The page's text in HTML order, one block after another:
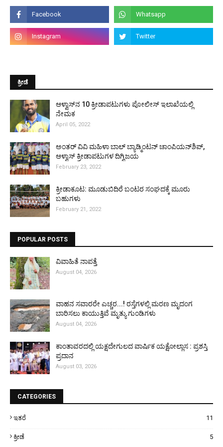
ಕ್ರೀಡೆ
ಆಳ್ವಾಸ್‌ನ 10 ಕ್ರೀಡಾಪಟುಗಳು ಪೋಲೀಸ್ ಇಲಾಖೆಯಲ್ಲಿ
ನೇಮಕ
April 05, 2022
ಅಂತರ್ ವಿವಿ ಮಹಿಳಾ ಬಾಲ್ ಬ್ಯಾಡ್ಮಿಂಟನ್ ಚಾಂಪಿಯನ್‌ಶಿಪ್,
ಆಳ್ವಾಸ್ ಕ್ರೀಡಾಪಟುಗಳ ದಿಗ್ವಿಜಯ
February 23, 2022
ಕ್ರೀಡಾಕೂಟ: ಮೂಡುಬಿದಿರೆ ಬಂಟರ ಸಂಘದಕ್ಕೆ ಮೂರು
ಬಹುಗಳು
February 21, 2022
POPULAR POSTS
ವಿವಾಹಿತೆ ನಾಪತ್ತೆ
August 04, 2026
ವಾಹನ ಸವಾರರೇ ಎಚ್ಚರ...! ರಸ್ತೆಗಳಲ್ಲಿ ಮರಣ ಮೃದಂಗ
ಬಾರಿಸಲು ಕಾಯುತ್ತಿವೆ ಮೃತ್ಯು ಗುಂಡಿಗಳು
August 04, 2026
ಕಾಂತಾವರದಲ್ಲಿ ಯಕ್ಷದೇಗುಲದ ವಾರ್ಷಿಕ ಯಕ್ಷೋಲ್ಲಾಸ : ಪ್ರಶಸ್ತಿ
ಪ್ರದಾನ
August 03, 2026
CATEGORIES
ಇತರೆ 11
ಕ್ರೀಡೆ 5